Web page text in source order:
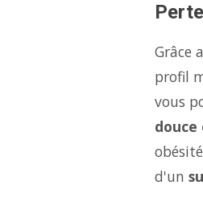
Grâce
profil
vous
douce
d'un